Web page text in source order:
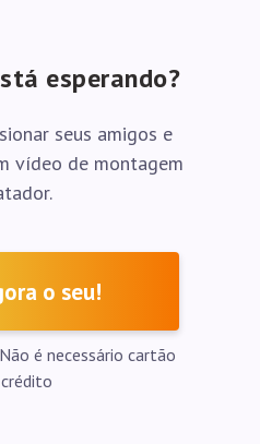
esperando?
seus amigos e
vídeo de montagem
o seu!
é necessário cartão